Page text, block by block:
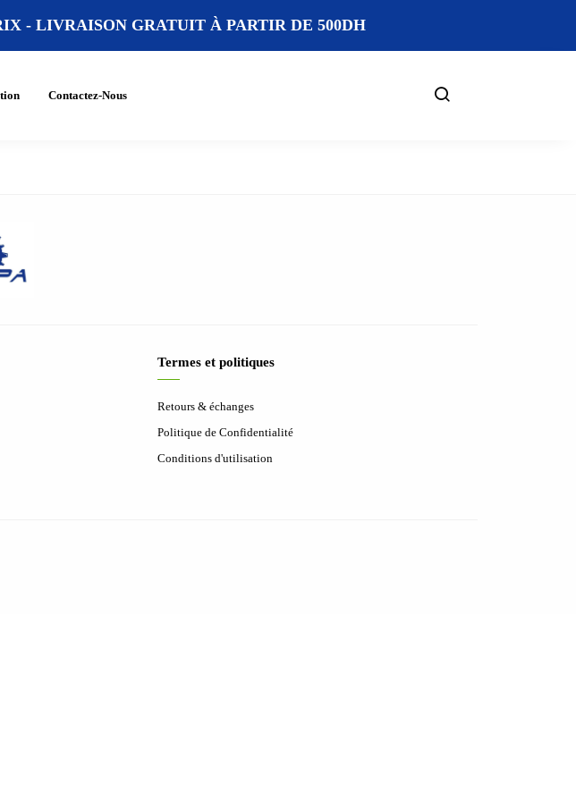
-LIVRAISON GRATUIT À PARTIR DE 500DH
Contactez-Nous
Termes et politiques
Retours & échanges
Politique de Confidentialité
Conditions d'utilisation